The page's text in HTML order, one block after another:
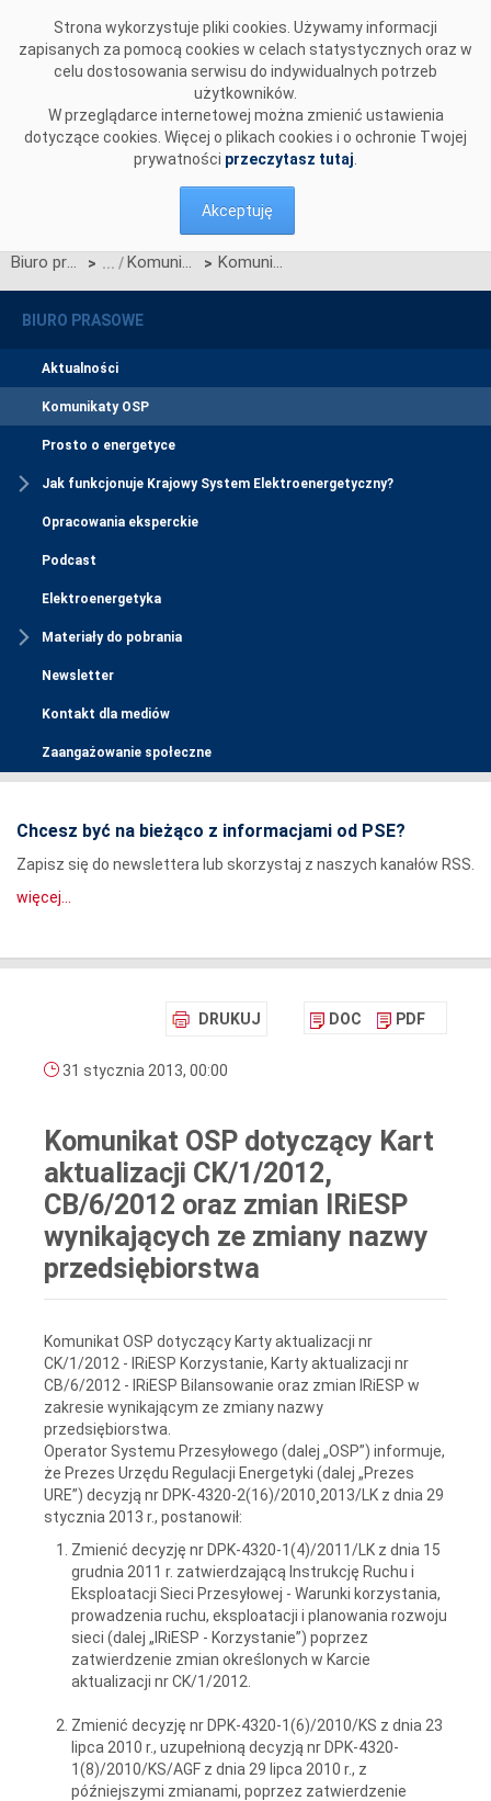
Strona wykorzystuje pliki cookies. Używamy informacji
zapisanych za pomocą cookies w celach statystycznych oraz w
celu dostosowania serwisu do indywidualnych potrzeb
użytkowników.
W przeglądarce internetowej można zmienić ustawienia
dotyczące cookies. Więcej o plikach cookies i o ochronie Twojej
prywatności przeczytasz tutaj
Akceptuję
Biuro prasowe > Komunikaty OSP > Komunikat OSP dotyczący Kart aktualizacji CK/1/2012, CB/6/2012 oraz zmian IRiESP wynikających ze zmiany nazwy przedsiębiorstwa
BIURO PRASOWE
Aktualności
Komunikaty OSP
Prosto o energetyce
Jak funkcjonuje Krajowy System Elektroenergetyczny?
Opracowania eksperckie
Podcast
Elektroenergetyka
Materiały do pobrania
Newsletter
Kontakt dla mediów
Zaangażowanie społeczne
Chcesz być na bieżąco z informacjami od PSE?
Zapisz się do newslettera lub skorzystaj z naszych kanałów RSS.
więcej...
DRUKUJ DOC PDF
31 stycznia 2013, 00:00
Komunikat OSP dotyczący Kart
aktualizacji CK/1/2012,
CB/6/2012 oraz zmian IRiESP
wynikających ze zmiany nazwy
przedsiębiorstwa
Komunikat OSP dotyczący Karty aktualizacji nr
CK/1/2012 - IRiESP Korzystanie, Karty aktualizacji nr
CB/6/2012 - IRiESP Bilansowanie oraz zmian IRiESP w
zakresie wynikającym ze zmiany nazwy
przedsiębiorstwa.
Operator Systemu Przesyłowego (dalej „OSP”) informuje,
że Prezes Urzędu Regulacji Energetyki (dalej „Prezes
URE”) decyzją nr DPK-4320-2(16)/2010¸2013/LK z dnia 29
stycznia 2013 r., postanowił:
Zmienić decyzję nr DPK-4320-1(4)/2011/LK z dnia 15
grudnia 2011 r. zatwierdzającą Instrukcję Ruchu i
Eksploatacji Sieci Przesyłowej - Warunki korzystania,
prowadzenia ruchu, eksploatacji i planowania rozwoju
sieci (dalej „IRiESP - Korzystanie”) poprzez
zatwierdzenie zmian określonych w Karcie
aktualizacji nr CK/1/2012.
Zmienić decyzję nr DPK-4320-1(6)/2010/KS z dnia 23
lipca 2010 r., uzupełnioną decyzją nr DPK-4320-
1(8)/2010/KS/AGF z dnia 29 lipca 2010 r., z
późniejszymi zmianami, poprzez zatwierdzenie